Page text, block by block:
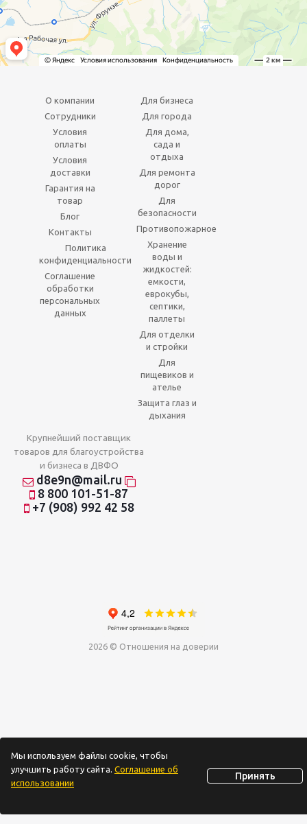
О компании
Сотрудники
Условия
оплаты
Условия
доставки
Гарантия на
товар
Блог
Контакты
Политика
конфиденциальности
Соглашение
обработки
персональных
данных
Для бизнеса
Для города
Для дома,
сада и
отдыха
Для ремонта
дорог
Для
безопасности
Противопожарное
Хранение
воды и
жидкостей:
емкости,
еврокубы,
септики,
паллеты
Для отделки
и стройки
Для
пищевиков и
ателье
Защита глаз и
дыхания
Крупнейший поставщик
товаров для благоустройства
и бизнеса в ДВФО
d8e9n@mail.ru
8 800 101-51-87
+7 (908) 992 42 58
2026 © Отношения на доверии
Мы используем файлы cookie, чтобы
улучшить работу сайта. Соглашение об
использовании
Принять